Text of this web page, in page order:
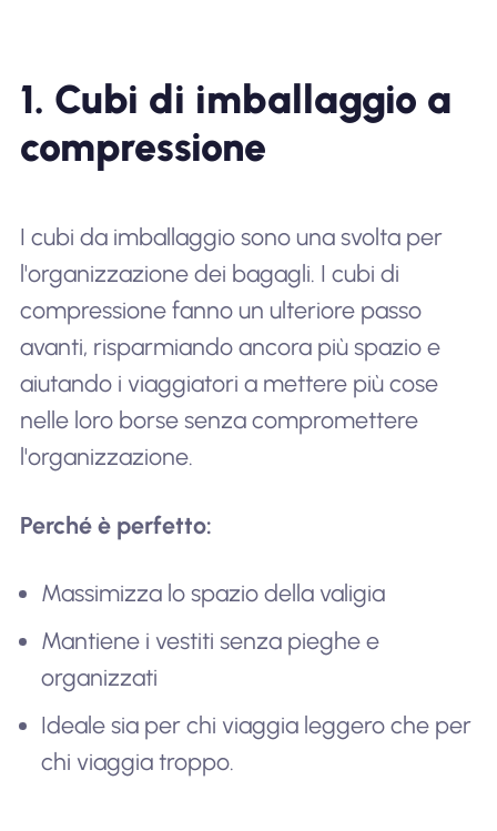
1. Cubi di imballaggio a
compressione
I cubi da imballaggio sono una svolta per
l'organizzazione dei bagagli. I cubi di
compressione fanno un ulteriore passo
avanti, risparmiando ancora più spazio e
aiutando i viaggiatori a mettere più cose
nelle loro borse senza compromettere
l'organizzazione.
Perché è perfetto:
Massimizza lo spazio della valigia
Mantiene i vestiti senza pieghe e
organizzati
Ideale sia per chi viaggia leggero che per
chi viaggia troppo.